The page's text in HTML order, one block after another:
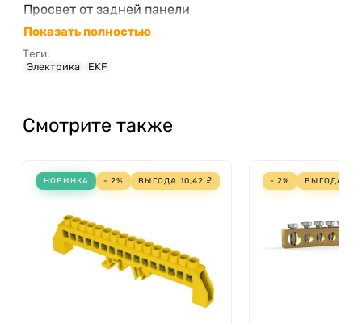
Просвет от задней панели
Показать полностью
Теги:
Электрика EKF
Смотрите также
НОВИНКА - 2% ВЫГОДА 10,42 ₽ - 2% ВЫГОДА